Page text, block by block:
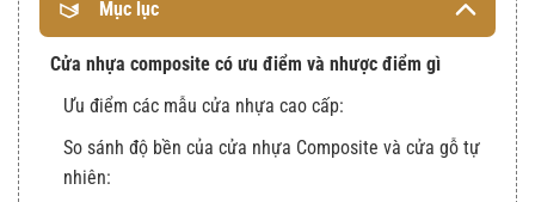
Mục lục
Cửa nhựa composite có ưu điểm và nhược điểm gì
Ưu điểm các mẫu cửa nhựa cao cấp:
So sánh độ bền của cửa nhựa Composite và cửa gỗ tự
nhiên: